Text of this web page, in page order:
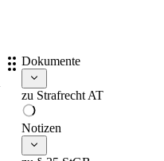
Dokumente
zu Strafrecht AT
Notizen